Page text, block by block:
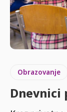
Obrazovanje
Dnevnici